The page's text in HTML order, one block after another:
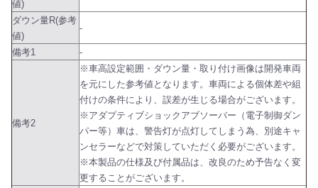
値)
ダウン量R(参考
値)
-
備考1 -
備考2
※車高設定範囲・ダウン量・取り付け画像は開発車両
を元にした参考値となります。車両による個体差や組
付けの条件により、誤差が生じる場合がございます。
※アダプティブショックアブソーバー（電子制御ダン
パー等）車は、警告灯が点灯してしまう為、別途キャ
ンセラーなどで対策していただく必要がございます。
※本製品の仕様及び付属品は、改良のため予告なく変
更することがございます。